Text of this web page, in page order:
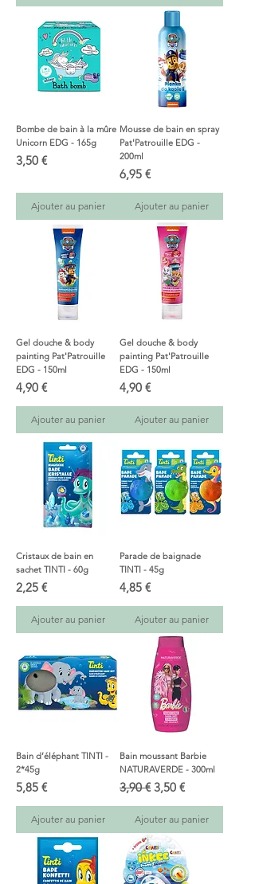
Bombe de bain à la mûre
Unicorn EDG - 165g
Prix
3,50 €
Ajouter au panier
Mousse de bain en spray
Pat'Patrouille EDG -
200ml
Prix
6,95 €
Ajouter au panier
Gel douche & body
painting Pat'Patrouille
EDG - 150ml
Prix
4,90 €
Ajouter au panier
Gel douche & body
painting Pat'Patrouille
EDG - 150ml
Prix
4,90 €
Ajouter au panier
Cristaux de bain en
sachet TINTI - 60g
Prix
2,25 €
Ajouter au panier
Parade de baignade
TINTI - 45g
Prix
4,85 €
Ajouter au panier
Bain d’éléphant TINTI -
2*45g
Prix
5,85 €
Ajouter au panier
Bain moussant Barbie
NATURAVERDE - 300ml
Prix original
3,90 € Prix promotionnel
3,50 €
Ajouter au panier